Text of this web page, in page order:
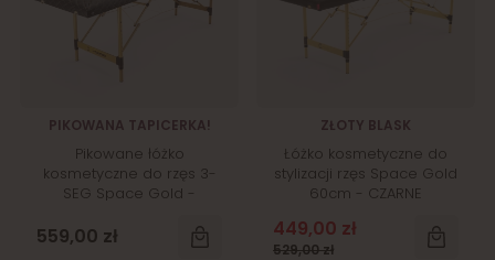
PIKOWANA TAPICERKA!
Pikowane łóżko
kosmetyczne do rzęs 3-
SEG Space Gold -
559,00 zł
ZŁOTY BLASK
Łóżko kosmetyczne do
stylizacji rzęs Space Gold
60cm - CZARNE
449,00 zł
529,00 zł